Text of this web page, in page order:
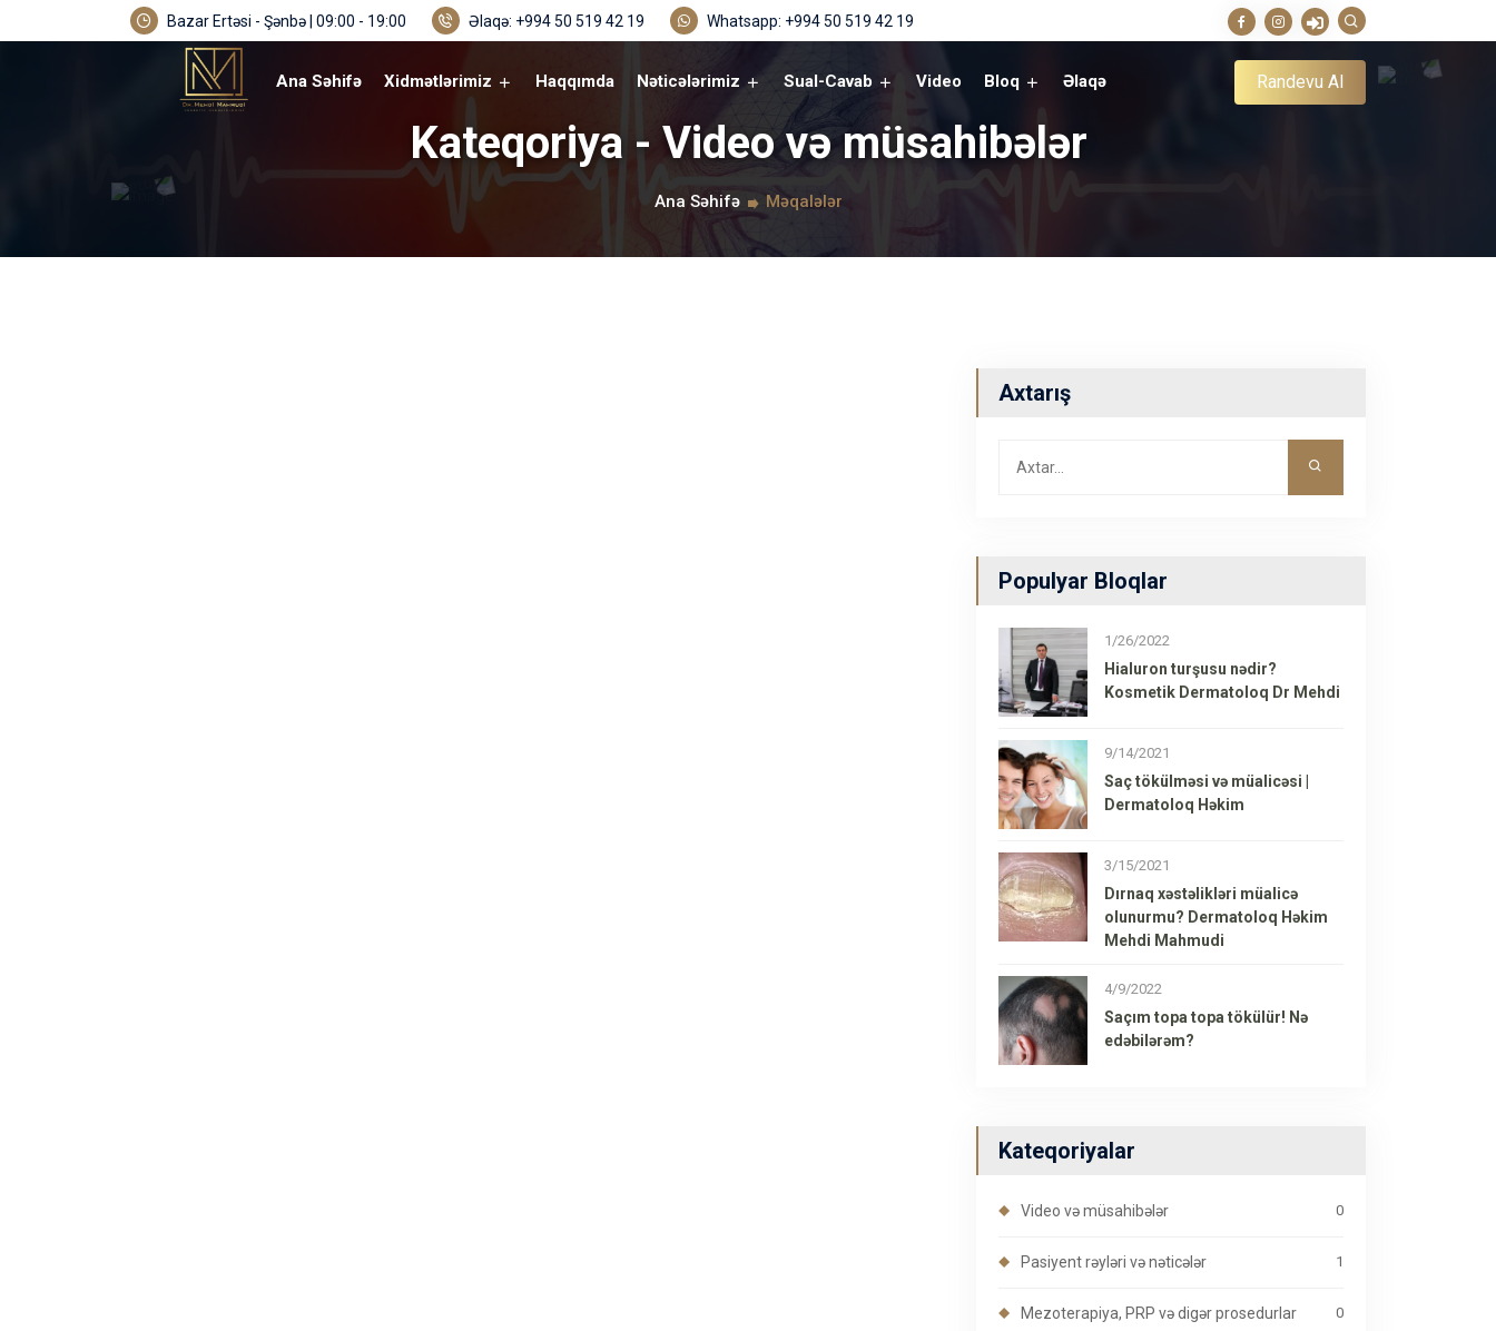
Bazar Ertəsi - Şənbə | 09:00 - 19:00 Əlaqə: +994 50 519 42 19 Whatsapp: +994 50 519 42 19
Ana Səhifə Xidmətlərimiz Haqqımda Nəticələrimiz Sual-Cavab Video Bloq Əlaqə Randevu Al
Kateqoriya - Video və müsahibələr
Ana Səhifə Məqalələr
Axtarış
Populyar Bloqlar
1/26/2022
Hialuron turşusu nədir?
Kosmetik Dermatoloq Dr Mehdi
9/14/2021
Saç tökülməsi və müalicəsi |
Dermatoloq Həkim
3/15/2021
Dırnaq xəstəlikləri müalicə
olunurmu? Dermatoloq Həkim
Mehdi Mahmudi
4/9/2022
Saçım topa topa tökülür! Nə
edəbilərəm?
Kateqoriyalar
Video və müsahibələr 0
Pasiyent rəyləri və nəticələr 1
Mezoterapiya, PRP və digər prosedurlar 0